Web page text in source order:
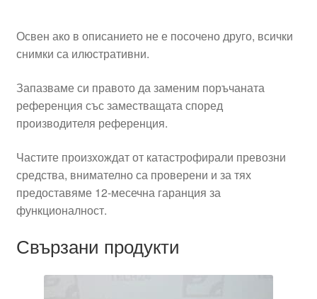
Освен ако в описанието не е посочено друго, всички
снимки са илюстративни.
Запазваме си правото да заменим поръчаната
референция със заместващата според
производителя референция.
Частите произхождат от катастрофирали превозни
средства, внимателно са проверени и за тях
предоставяме 12-месечна гаранция за
функционалност.
Свързани продукти